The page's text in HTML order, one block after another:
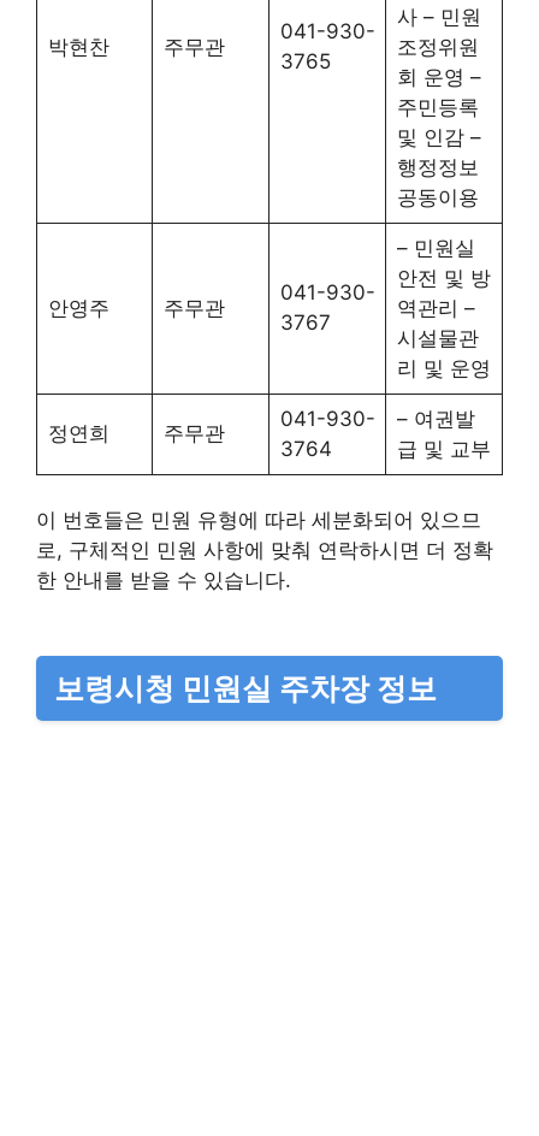
박현찬 주무관
041-930-
3765
사 – 민원
조정위원
회 운영 –
주민등록
및 인감 –
행정정보
공동이용
안영주 주무관
041-930-
3767
– 민원실
안전 및 방
역관리 –
시설물관
리 및 운영
정연희 주무관
041-930-
3764
– 여권발
급 및 교부
이 번호들은 민원 유형에 따라 세분화되어 있으므
로, 구체적인 민원 사항에 맞춰 연락하시면 더 정확
한 안내를 받을 수 있습니다.
보령시청 민원실 주차장 정보